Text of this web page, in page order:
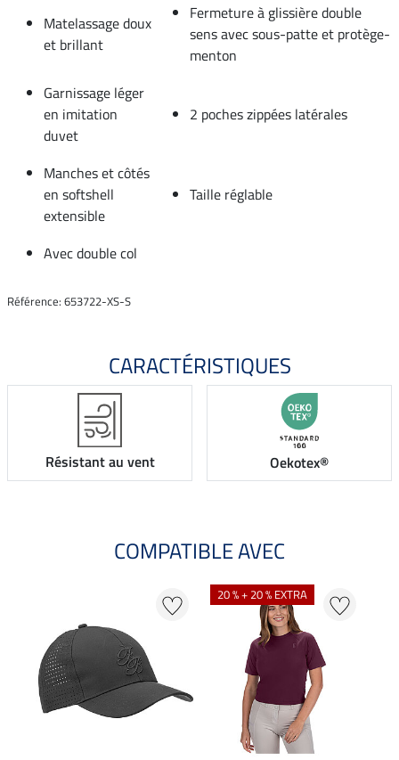
Matelassage doux
et brillant
Fermeture à glissière double
sens avec sous-patte et protège-
menton
Garnissage léger
en imitation
duvet
2 poches zippées latérales
Manches et côtés
en softshell
extensible
Taille réglable
Avec double col
Référence: 653722-XS-S
CARACTÉRISTIQUES
Résistant au vent Oekotex®
COMPATIBLE AVEC
20 % + 20 % EXTRA